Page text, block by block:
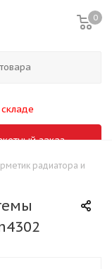
0
заказ
радиатора и